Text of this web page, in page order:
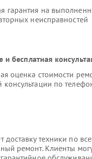
гарантия на
неисправностей
бесплатная
оценка стоимости
по
техники по
ремонт. Клиенты